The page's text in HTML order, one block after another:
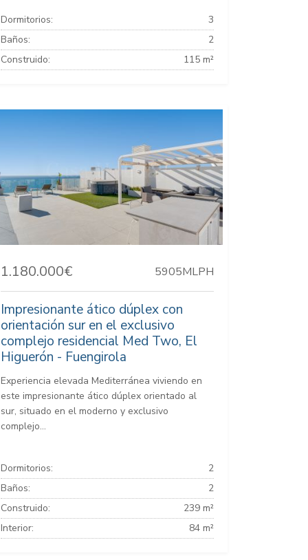
Dormitorios:
3
Baños:
2
Construido:
115 m²
1.180.000€ 5905MLPH
Impresionante ático dúplex con
orientación sur en el exclusivo
complejo residencial Med Two, El
Higuerón - Fuengirola
Experiencia elevada Mediterránea viviendo en
este impresionante ático dúplex orientado al
sur, situado en el moderno y exclusivo
complejo...
Dormitorios:
2
Baños:
2
Construido:
239 m²
Interior:
84 m²